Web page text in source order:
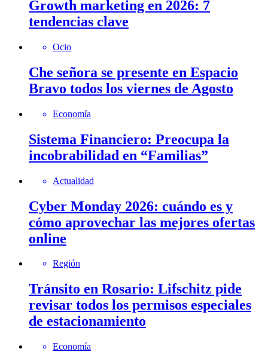
Growth marketing en 2026: 7
tendencias clave
Ocio
Che señora se presente en Espacio
Bravo todos los viernes de Agosto
Economía
Sistema Financiero: Preocupa la
incobrabilidad en “Familias”
Actualidad
Cyber Monday 2026: cuándo es y
cómo aprovechar las mejores ofertas
online
Región
Tránsito en Rosario: Lifschitz pide
revisar todos los permisos especiales
de estacionamiento
Economía